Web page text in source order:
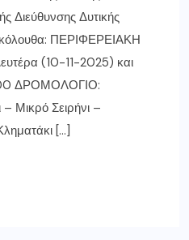
Διεύθυνσης Δυτικής
ΠΕΡΙΦΕΡΕΙΑΚΗ
(10-11-2025) και
ΔΡΟΜΟΛΟΓΙΟ:
Μικρό Σειρήνι –
[…]